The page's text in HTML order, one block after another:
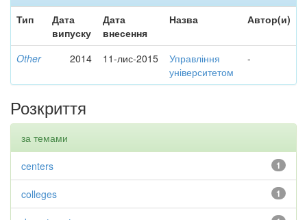
Тип
Дата
випуску
Дата
внесення
Назва Автор(и)
Other 2014 11-лис-2015
Управління
університетом
-
Розкриття
за темами
1
centers
1
colleges